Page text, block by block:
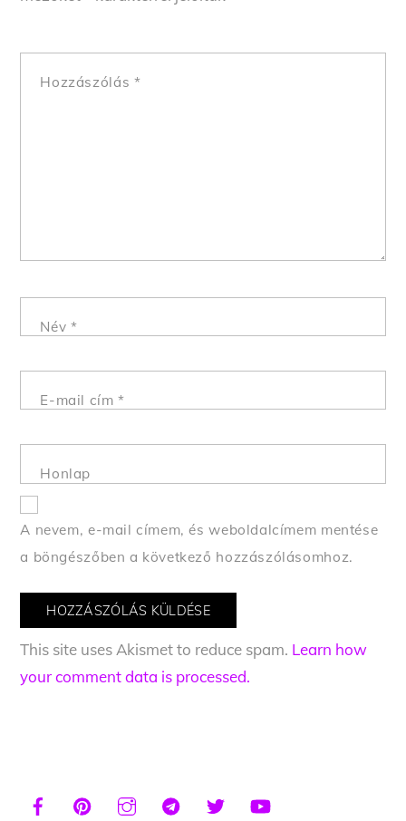
Hozzászólás *
Név *
E-mail cím*
Honlap
A nevem, e-mail címem, és weboldalcímem mentése
a böngészőben a következő hozzászólásomhoz.
This site uses Akismet to reduce spam. Learn how
your comment data is processed.